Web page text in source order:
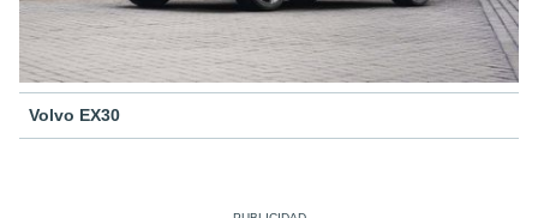
Volvo EX30